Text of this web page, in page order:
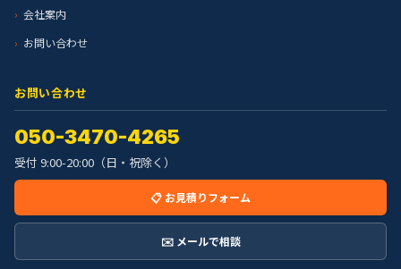
会社案内
お問い合わせ
お問い合わせ
050-3470-4265
受付 9:00-20:00（日・祝除く）
📋 お見積りフォーム
✉️ メールで相談